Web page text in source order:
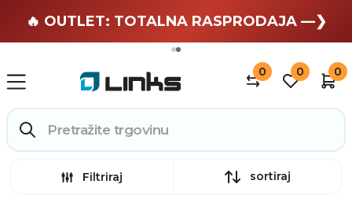
🏄 Zaslužuješ odmor —❯
🔥 OUTLET: TOTALNA RASPRODAJA —❯
0 0 0
Filtriraj sortiraj